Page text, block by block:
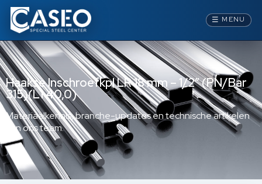
☰ MENU
Haakse Inschroefkpl LR 18 mm – 1/2” (PN/Bar
315)(L1 40,0)
Materiaalkennis, branche-updates en technische artikelen
van ons team.